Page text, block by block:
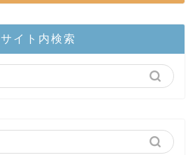
サイト内検索
陸上部隊
世界のカブトムシ